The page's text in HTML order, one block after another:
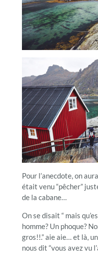
Pour l’anecdote, on
était venu “pêcher”
de la cabane…
On se disait “ mais
homme? Un phoque?
gros!!.” aie aie… et là,
nous dit “vous avez vu